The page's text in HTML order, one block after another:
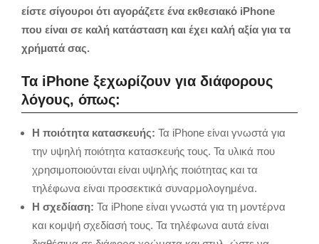
είστε σίγουροι ότι αγοράζετε ένα εκθεσιακό iPhone
που είναι σε καλή κατάσταση και έχει καλή αξία για τα
χρήματά σας.
Τα iPhone ξεχωρίζουν για διάφορους
λόγους, όπως:
Η ποιότητα κατασκευής: Τα iPhone είναι γνωστά για
την υψηλή ποιότητα κατασκευής τους. Τα υλικά που
χρησιμοποιούνται είναι υψηλής ποιότητας και τα
τηλέφωνα είναι προσεκτικά συναρμολογημένα.
Η σχεδίαση: Τα iPhone είναι γνωστά για τη μοντέρνα
και κομψή σχεδίασή τους. Τα τηλέφωνα αυτά είναι